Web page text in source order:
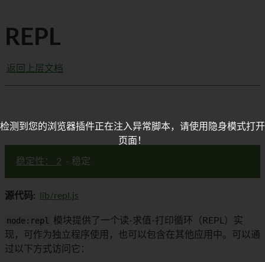
REPL
返回上层文档
稳定性： 2 - 稳定
源代码: lib/repl.js
node:repl
模块提供了一个读-求值-打印循环（REPL）实
现，可作为独立程序使用，也可以包含在其他应用中。可以通
过以下方式访问它：
检测到您的浏览器插件正在注入异常脚本，请使用隐身模式打开
页面！